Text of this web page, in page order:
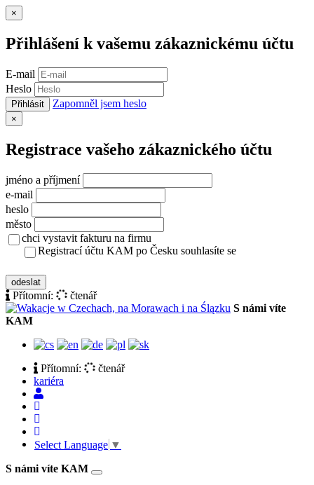
×
Přihlášení k vašemu zákaznickému účtu
E-mail
Heslo
Přihlásit Zapomněl jsem heslo
×
Registrace vašeho zákaznického účtu
jméno a příjmení
e-mail
heslo
město
chci vystavit fakturu na firmu
Registrací účtu KAM po Česku souhlasíte se
odeslat
Přítomní:
čtenář
S námi víte
KAM
Přítomní:
čtenář
kariéra
Select Language ▼
S námi víte KAM
Toggle